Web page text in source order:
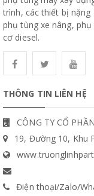
trình, các thiết bị nặng
phụ tùng xe nâng,
cơ diesel.
THÔNG TIN LIÊN HỆ
CÔNG TY CỔ
19, Đường 10, Khu
Điện thoại/Zalo/